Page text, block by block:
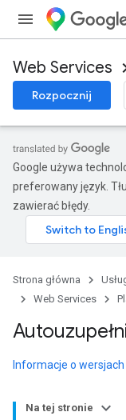
Web Services
Rozpocznij
Google używa
preferowany język.
zawierać błędy.
Strona główna
Web Services
Informacje o wersjach
Na tej stronie